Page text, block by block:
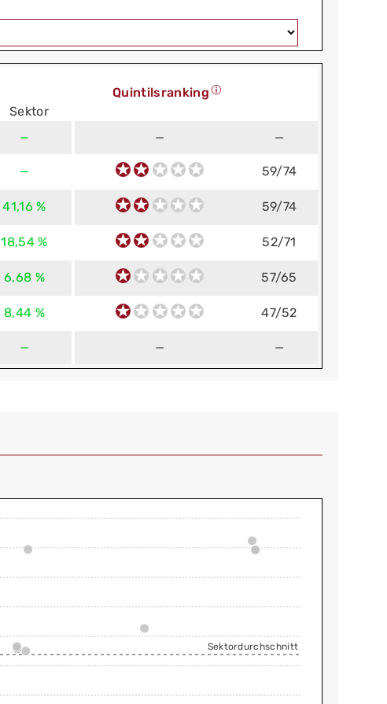
Sektor
Quintilsranking
— — —
— 59/74
41,16 % 59/74
18,54 % 52/71
6,68 % 57/65
8,44 % 47/52
— — —
Sektordurchschnitt